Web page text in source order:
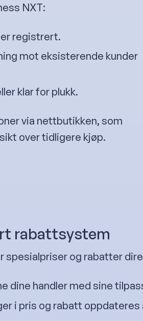
NXT:
registrert.
mot eksisterende kunder
klar for plukk.
via nettbutikken, som
over tidligere kjøp.
rabattsystem
spesialpriser og rabatter
dine handler med sine
i pris og rabatt